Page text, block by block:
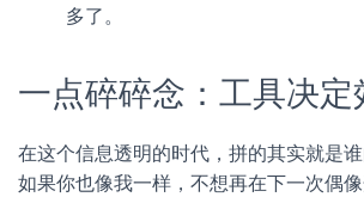
多了。
一点碎碎念：工具决定
在这个信息透明的时代，拼的其实就是谁
如果你也像我一样，不想再在下一次偶